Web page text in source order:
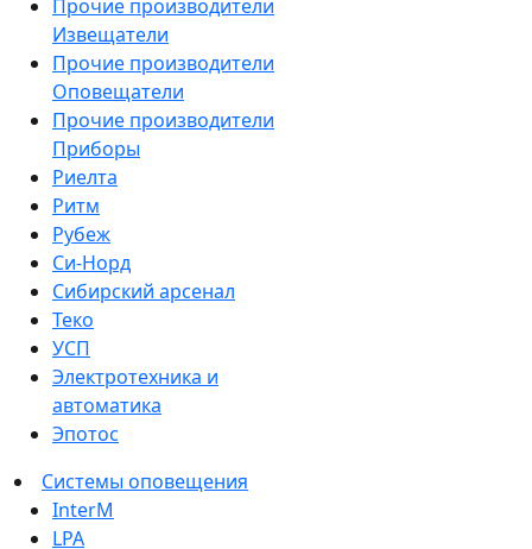
Прочие производители
Извещатели
Прочие производители
Оповещатели
Прочие производители
Приборы
Риелта
Ритм
Рубеж
Си-Норд
Сибирский арсенал
Теко
УСП
Электротехника и
автоматика
Эпотос
Системы оповещения
InterM
LPA